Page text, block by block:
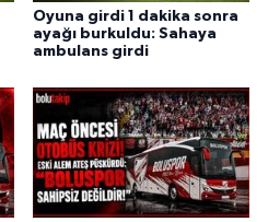
Oyuna girdi 1 dakika sonra
ayağı burkuldu: Sahaya
ambulans girdi